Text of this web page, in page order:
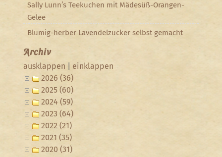
Sally Lunn’s Teekuchen mit Mädesüß-Orangen-
Gelee
Blumig-herber Lavendelzucker selbst gemacht
Archiv
ausklappen
einklappen
2026 (36)
2025 (60)
2024 (59)
2023 (64)
2022 (21)
2021 (35)
2020 (31)